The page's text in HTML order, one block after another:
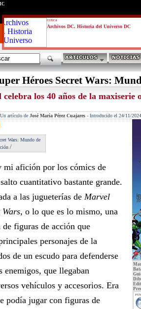
critica
Archivos DC. Historia del Universo DC
Héroes Secret Wars:
los 40 años de la maxiserie
Un artículo de José María Pérez Cuajares- Introducido el 24/11/2024
Wars: Mundo de
/
mi afición por los cómics de
cuantitativo bastante grande.
a las jugueterías de Marvel
Wars, o lo que es lo mismo, una
figuras de acción que
personajes de la
de un escudo para defenderse
enemigos, que llegaban
vehículos y accesorios. Era
podía jugar con figuras de